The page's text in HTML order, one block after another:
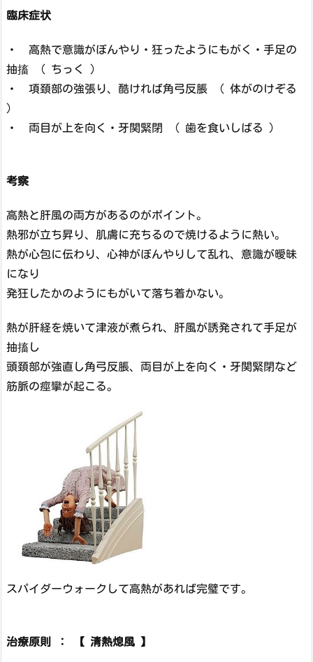
臨床症状
・ 高熱で意識がぼんやり・狂ったようにもがく・手足の
抽搐 （ ちっく ）
・ 項頚部の強張り、酷ければ角弓反脹 （ 体がのけぞる
）
・ 両目が上を向く・牙関緊閉 （ 歯を食いしばる ）
考察
高熱と肝風の両方があるのがポイント。
熱邪が立ち昇り、肌膚に充ちるので焼けるように熱い。
熱が心包に伝わり、心神がぼんやりして乱れ、意識が曖昧
になり
発狂したかのようにもがいて落ち着かない。
熱が肝経を焼いて津液が煮られ、肝風が誘発されて手足が
抽搐し
頭頚部が強直し角弓反脹、両目が上を向く・牙関緊閉など
筋脈の痙攣が起こる。
スパイダーウォークして高熱があれば完璧です。
治療原則 ： 【 清熱熄風 】